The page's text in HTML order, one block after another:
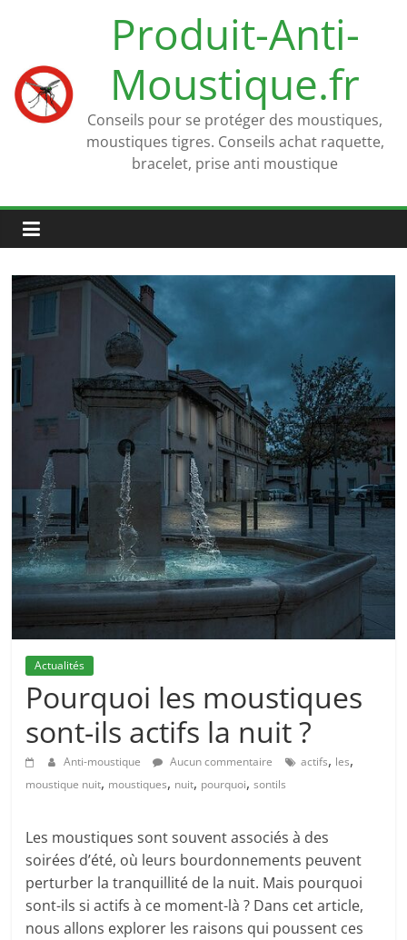
Produit-Anti-
Moustique.fr
Conseils pour se protéger des moustiques,
moustiques tigres. Conseils achat raquette,
bracelet, prise anti moustique
Actualités
Pourquoi les moustiques
sont-ils actifs la nuit ?
Anti-moustique Aucun commentaire actifs, les,
moustique nuit, moustiques, nuit, pourquoi,sontils
Les moustiques sont souvent associés à des
soirées d’été, où leurs bourdonnements peuvent
perturber la tranquillité de la nuit. Mais pourquoi
sont-ils si actifs à ce moment-là ? Dans cet article,
nous allons explorer les raisons qui poussent ces